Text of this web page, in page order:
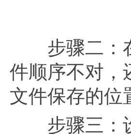
步骤二：在
件顺序不对，
文件保存的位
步骤三：设